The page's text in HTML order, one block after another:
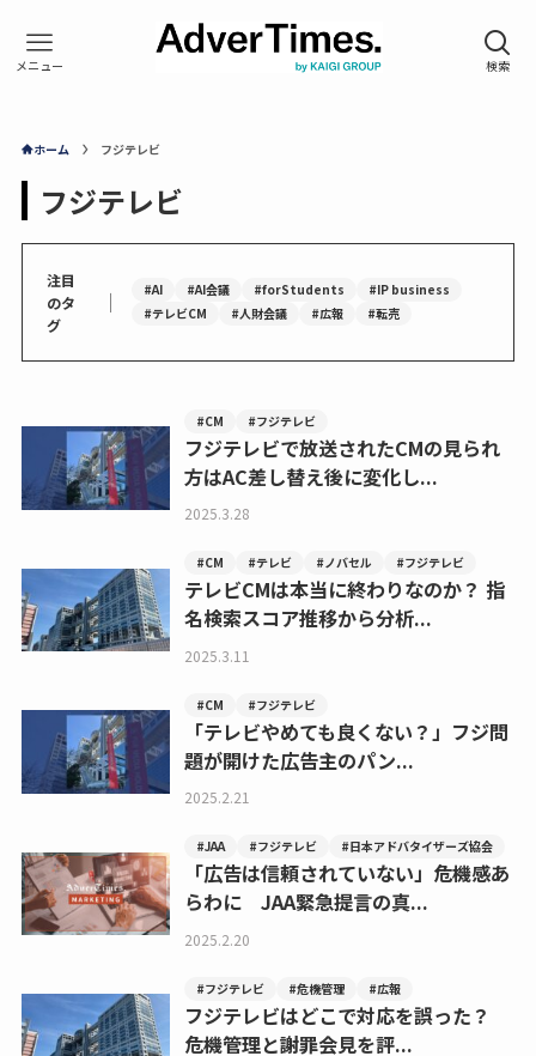
ホーム フジテレビ
フジテレビ
注目
のタ
グ
｜ #AI #AI会議 #forStudents
#IP business
#テレビCM
#人財会議 #広報 #転売
#CM #フジテレビ
フジテレビで放送されたCMの見られ
方はAC差し替え後に変化し...
2025.3.28
#CM #テレビ #ノバセル #フジテレビ
テレビCMは本当に終わりなのか？ 指
名検索スコア推移から分析...
2025.3.11
#CM #フジテレビ
「テレビやめても良くない？」フジ問
題が開けた広告主のパン...
2025.2.21
#JAA #フジテレビ #日本アドバタイザーズ協会
「広告は信頼されていない」危機感あ
らわに JAA緊急提言の真...
2025.2.20
#フジテレビ #危機管理 #広報
フジテレビはどこで対応を誤った？
危機管理と謝罪会見を評...